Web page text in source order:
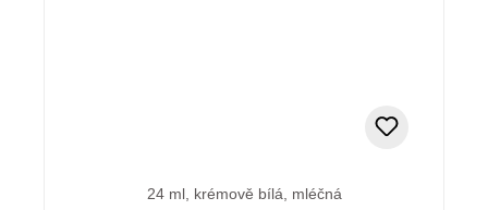
24 ml, krémově bílá, mléčná